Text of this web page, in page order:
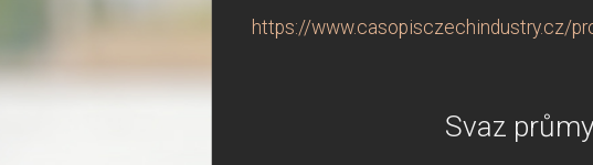
https://www.casopisczechindustry.cz/
Svaz